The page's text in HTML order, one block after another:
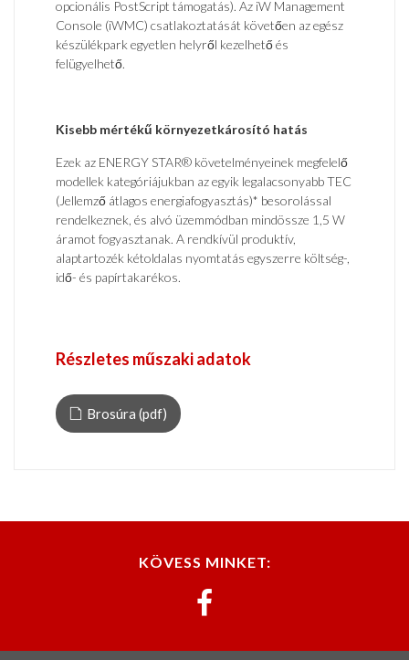
opcionális PostScript támogatás). Az iW Management
Console (iWMC) csatlakoztatását követően az egész
készülékpark egyetlen helyről kezelhető és
felügyelhető.
Kisebb mértékű környezetkárosító hatás
Ezek az ENERGY STAR® követelményeinek megfelelő
modellek kategóriájukban az egyik legalacsonyabb TEC
(Jellemző átlagos energiafogyasztás)* besorolással
rendelkeznek, és alvó üzemmódban mindössze 1,5 W
áramot fogyasztanak. A rendkívül produktív,
alaptartozék kétoldalas nyomtatás egyszerre költség-,
idő- és papírtakarékos.
Részletes műszaki adatok
Brosúra (pdf)
KÖVESS MINKET: